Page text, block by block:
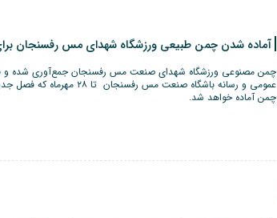
آماده شدن چمن طبیعی ورزشگاه شهدای مس رفسنجان
چمن مصنوعی ورزشگاه شهدای صنعت مس رفسنجان جمع‌آوری شده و به
عمومی و رسانه باشگاه صنعت مس
چمن آماده خواهد شد.